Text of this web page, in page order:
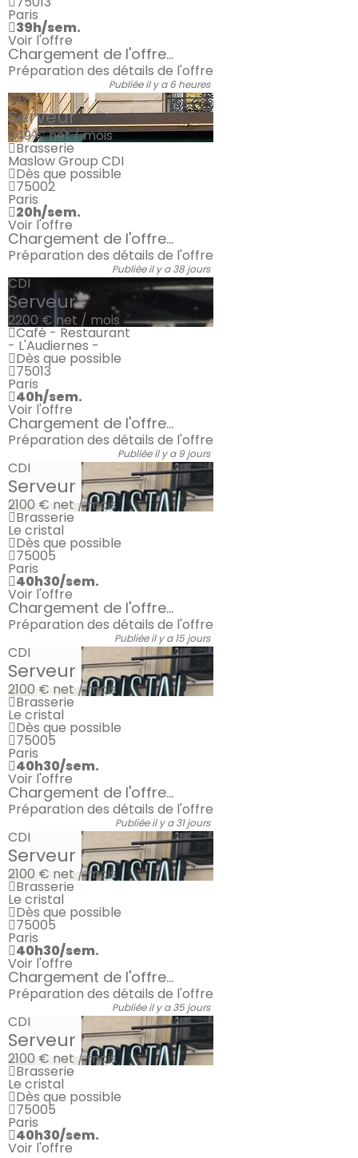
Paris
39h/sem.
Voir l'offre
Chargement de l'offre...
Préparation des détails de l'offre
Publiée il y a 6 heures
CDI
Serveur
949 €net / mois
Brasserie
Maslow Group CDI
Dès que possible
75002
Paris
20h/sem.
Voir l'offre
Chargement de l'offre...
Préparation des détails de l'offre
Publiée il y a 38 jours
CDI
Serveur
2200 € net / mois
Café - Restaurant
- L'Audiernes -
Dès que possible
75013
Paris
40h/sem.
Voir l'offre
Chargement de l'offre...
Préparation des détails de l'offre
Publiée il y a 9 jours
CDI
Serveur
2100 € net / mois
Brasserie
Le cristal
Dès que possible
75005
Paris
40h30/sem.
Voir l'offre
Chargement de l'offre...
Préparation des détails de l'offre
Publiée il y a 15 jours
CDI
Serveur
2100 € net / mois
Brasserie
Le cristal
Dès que possible
75005
Paris
40h30/sem.
Voir l'offre
Chargement de l'offre...
Préparation des détails de l'offre
Publiée il y a 31 jours
CDI
Serveur
2100 € net / mois
Brasserie
Le cristal
Dès que possible
75005
Paris
40h30/sem.
Voir l'offre
Chargement de l'offre...
Préparation des détails de l'offre
Publiée il y a 35 jours
CDI
Serveur
2100 € net / mois
Brasserie
Le cristal
Dès que possible
75005
Paris
40h30/sem.
Voir l'offre